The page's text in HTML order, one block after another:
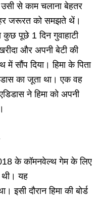
से काम चलाना बेहतर
हर जरूरत को समझते थें।
पूछे 1 दिन गुवाहाटी
और अपनी बेटी की
सौंप दिया। हिमा के पिता
का जूता था। एक वह
ने हिमा को अपनी
के कॉमनवेल्थ गेम के लिए
थी। यह
दौरान हिमा की बोर्ड